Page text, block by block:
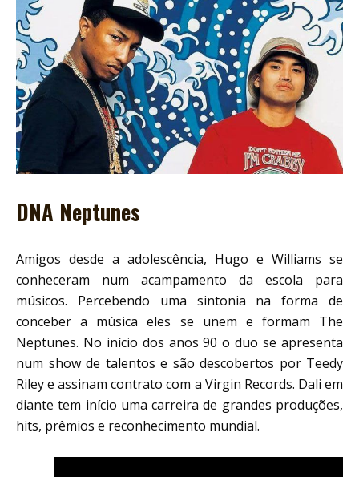
DNA Neptunes
Amigos desde a adolescência, Hugo e Williams se
conheceram num acampamento da escola para
músicos. Percebendo uma sintonia na forma de
conceber a música eles se unem e formam The
Neptunes. No início dos anos 90 o duo se apresenta
num show de talentos e são descobertos por Teedy
Riley e assinam contrato com a Virgin Records. Dali em
diante tem início uma carreira de grandes produções,
hits, prêmios e reconhecimento mundial.